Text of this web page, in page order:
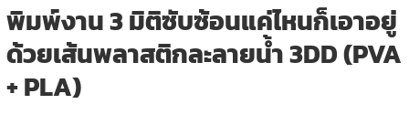
พิมพ์งาน 3 มิติซับซ้อนแค่ไหนก็เอาอยู่
ด้วยเส้นพลาสติกละลายน้ำ 3DD (PVA
+ PLA)